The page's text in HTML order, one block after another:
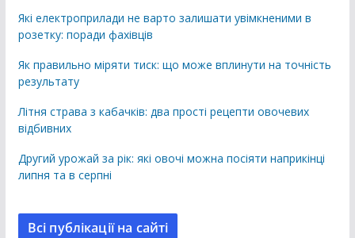
Які електроприлади не варто залишати увімкненими в
розетку: поради фахівців
Як правильно міряти тиск: що може вплинути на точність
результату
Літня страва з кабачків: два прості рецепти овочевих
відбивних
Другий урожай за рік: які овочі можна посіяти наприкінці
липня та в серпні
Всі публікації на сайті